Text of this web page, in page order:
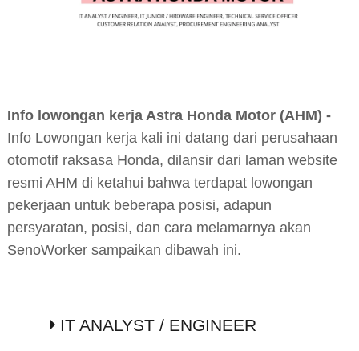
Info lowongan kerja Astra Honda Motor (AHM) -
Info Lowongan kerja kali ini datang dari perusahaan
otomotif raksasa Honda, dilansir dari laman website
resmi AHM di ketahui bahwa terdapat lowongan
pekerjaan untuk beberapa posisi, adapun
persyaratan, posisi, dan cara melamarnya akan
SenoWorker sampaikan dibawah ini.
IT ANALYST / ENGINEER